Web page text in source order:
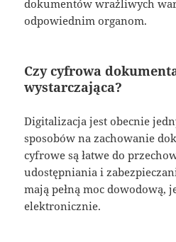
dokumentów wrażliwych
odpowiednim organom.
Czy cyfrowa
wystarczająca?
Digitalizacja jest obecnie
sposobów na zachowanie
cyfrowe są łatwe do
udostępniania i
mają pełną moc dowodową,
elektronicznie.